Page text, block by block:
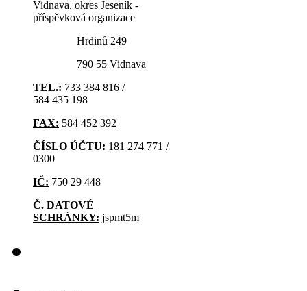
Vidnava, okres Jeseník -
příspěvková organizace
Hrdinů 249
790 55 Vidnava
TEL.: 733 384 816 /
584 435 198
FAX: 584 452 392
ČÍSLO ÚČTU: 181 274 771 /
0300
IČ: 750 29 448
Č. DATOVÉ
SCHRÁNKY: jspmt5m